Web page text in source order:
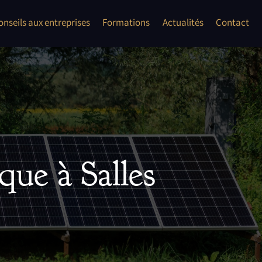
aux entreprises Formations
entrepreneur, TPE, PME
second oeuvre"
Actualités Contact
à Salles